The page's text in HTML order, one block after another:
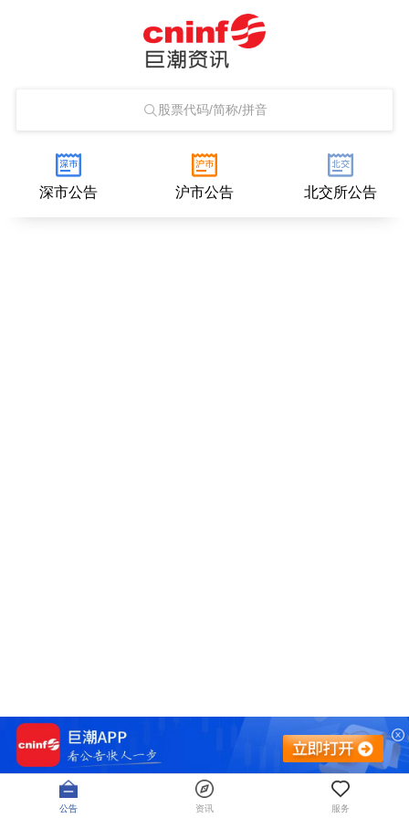
股票代码/简称/拼音
深市公告 沪市公告 北交所公告
公告 资讯 服务